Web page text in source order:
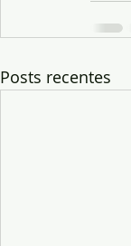
Posts recentes